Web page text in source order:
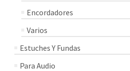
Encordadores
Varios
Estuches Y Fundas
Para Audio